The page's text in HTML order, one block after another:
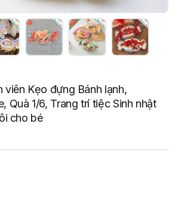
viên Kẹo đựng Bánh lạnh,
Quà 1/6, Trang trí tiệc Sinh nhật
cho bé